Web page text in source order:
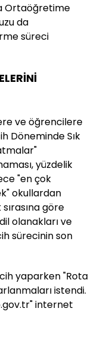
Ortaöğretime
da
süreci
ve öğrencilere
Döneminde Sık
yüzdelik
"en çok
okullardan
göre
olanakları ve
sürecinin son
yaparken "Rota
istendi.
internet